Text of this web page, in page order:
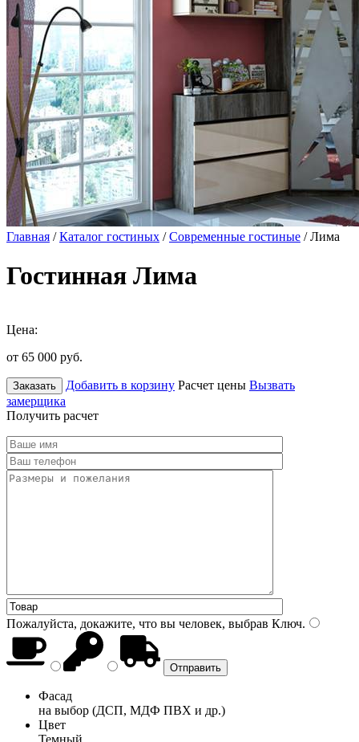
Главная /Каталог гостиных /Современные гостиные / Лима
Гостинная Лима
Цена:
от 65 000 руб.
Заказать Добавить в корзину Расчет цены Вызвать
замерщика
Получить расчет
Пожалуйста, докажите, что вы человек, выбрав Ключ.
Фасад
на выбор (ДСП, МДФ ПВХ и др.)
Цвет
Темный